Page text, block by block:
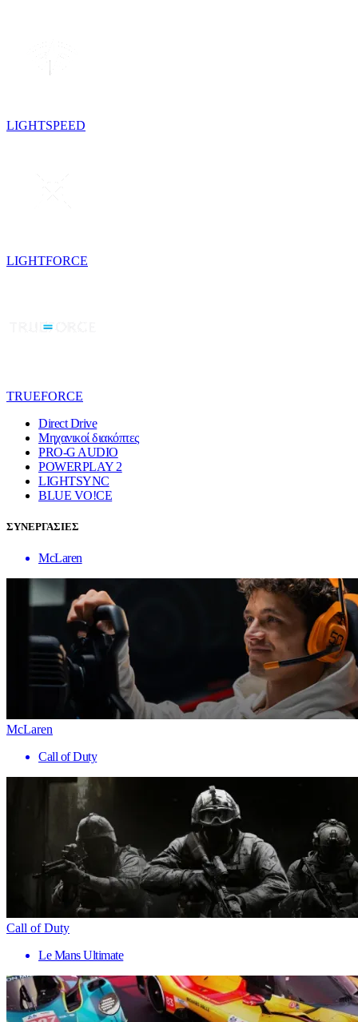
LIGHTSPEED
LIGHTFORCE
TRUEFORCE
Direct Drive
Μηχανικοί διακόπτες
PRO-G AUDIO
POWERPLAY 2
LIGHTSYNC
BLUE VO!CE
ΣΥΝΕΡΓΑΣΙΕΣ
McLaren
McLaren
Call of Duty
Call of Duty
Le Mans Ultimate